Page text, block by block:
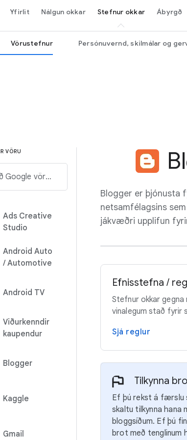
Yfirlit Nálgun okkar Stefnur okkar
Vörustefnur Persónuvernd, skilmálar og
Ábyrgð
VÖRU
Leita að Google vöru af listanum hér að neðan
Ads Creative
Studio
Android Auto
/ Automotive
Android TV
Viðurkenndir
kaupendur
Blogger
Kaggle
Gmail
Blogger er þjónusta
netsamfélagsins
jákvæðri upplifun
Efnisstefna /
Stefnur okkar gegna
vinalegum stað fyrir
Sjá reglur
Tilkynna
Ef þú rekst á færslu
skaltu tilkynna hana
bloggsíðum. Ef þú
brot með tenglinum